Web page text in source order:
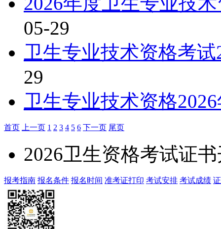
05-29
卫生专业技术资格考
29
卫生专业技术资格
首页 上一页 1 2 3 4 5 6 下一页 尾页
2026卫生资格考试证
报考指南 报名条件 报名时间 准考证打印 考试安排 考试成绩